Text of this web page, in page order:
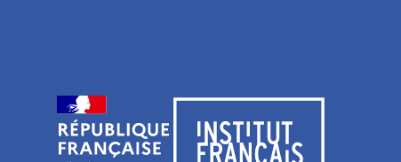
Visiter le site de l’Institut français